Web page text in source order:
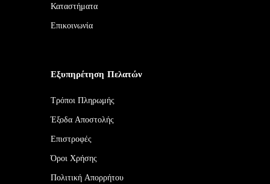
Καταστήματα
Επικοινωνία
Εξυπηρέτηση Πελατών
Τρόποι Πληρωμής
Έξοδα Αποστολής
Επιστροφές
Όροι Χρήσης
Πολιτική Απορρήτου